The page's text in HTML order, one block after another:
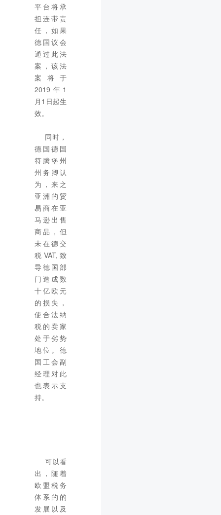
平台将承
担连带责
任，如果
德国议会
通过此法
案，该法
案将于
2019年1
月1日起生
效。
同时，
德国德国
符腾堡州
州务卿认
为，来之
亚洲的贸
易商在亚
马逊出售
商品，但
未在德交
税VAT,致
导德国部
门造成数
十亿欧元
的损失，
使合法纳
税的卖家
处于劣势
地位。德
国工会副
经理对此
也表示支
持。
可以看
出，随着
欧盟税务
体系的的
发展以及